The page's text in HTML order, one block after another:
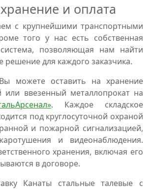
и оплата
с крупнейшими транспортными
того у нас есть собственная
система, позволяющая нам найти
решение для каждого заказчика.
можете оставить на хранение
или ввезенный металлопрокат на
. Каждое складское
под круглосуточной охраной
и пожарной сигнализацией,
и видеонаблюдения.
хранения, включая его
в договоре.
Канаты стальные талевые с